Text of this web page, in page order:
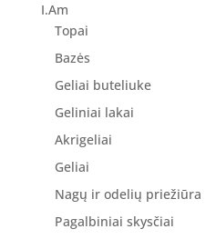
I.Am
Topai
Bazės
Geliai buteliuke
Geliniai lakai
Akrigeliai
Geliai
Nagų ir odelių priežiūra
Pagalbiniai skysčiai